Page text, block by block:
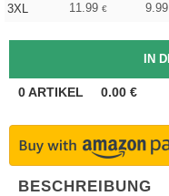
3XL
11.99 € 9.99
0ARTIKEL 0.00 €
BESCHREIBUNG